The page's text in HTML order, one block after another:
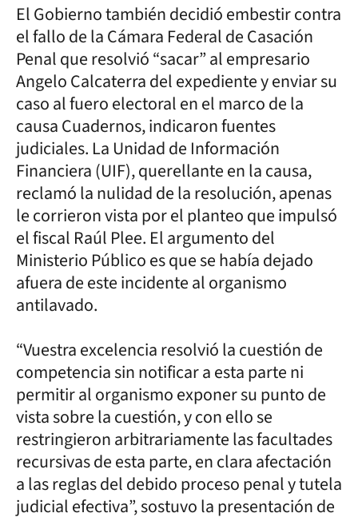
El Gobierno también decidió embestir contra
el fallo de la Cámara Federal de Casación
Penal que resolvió “sacar” al empresario
Angelo Calcaterra del expediente y enviar su
caso al fuero electoral en el marco de la
causa Cuadernos, indicaron fuentes
judiciales. La Unidad de Información
Financiera (UIF), querellante en la causa,
reclamó la nulidad de la resolución, apenas
le corrieron vista por el planteo que impulsó
el fiscal Raúl Plee. El argumento del
Ministerio Público es que se había dejado
afuera de este incidente al organismo
antilavado.
“Vuestra excelencia resolvió la cuestión de
competencia sin notificar a esta parte ni
permitir al organismo exponer su punto de
vista sobre la cuestión, y con ello se
restringieron arbitrariamente las facultades
recursivas de esta parte, en clara afectación
a las reglas del debido proceso penal y tutela
judicial efectiva”, sostuvo la presentación de